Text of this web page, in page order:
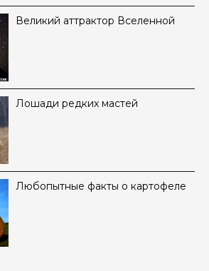
Великий аттрактор Вселенной
Лошади редких мастей
Любопытные факты о картофеле